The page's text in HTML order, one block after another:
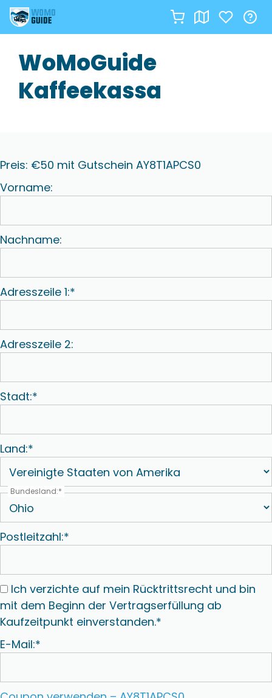
Inhalt
springen
WoMoGuide
Kaffeekassa
Preis: €50 mit Gutschein AY8T1APCS0
Vorname:
Nachname:
Adresszeile 1:*
Adresszeile 2:
Stadt:*
Land:*
Bundesland:*
Postleitzahl:*
Ich verzichte auf mein Rücktrittsrecht und bin
mit dem Beginn der Vertragserfüllung ab
Kaufzeitpunkt einverstanden.*
E-Mail:*